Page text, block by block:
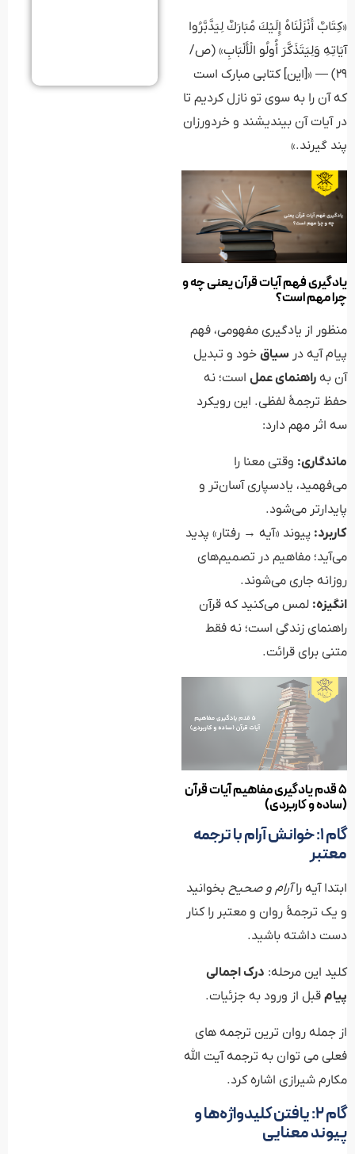
«كِتَابٌ أَنْزَلْنَاهُ إِلَيْكَ مُبَارَكٌ لِيَدَّبَّرُوا
آيَاتِهِ وَلِيَتَذَكَّرَ أُولُو الْأَلْبَابِ» (ص/
۲۹) — «[این] کتابی مبارک است
که آن را به سوی تو نازل کردیم تا
در آیات آن بیندیشند و خردورزان
پند گیرند.»
یادگیری فهم آیات قرآن یعنی چه و
چرا مهم است؟
منظور از یادگیری مفهومی، فهم
پیام آیه در سیاق خود و تبدیل
آن به راهنمای عمل است؛ نه
حفظ ترجمهٔ لفظی. این رویکرد
سه اثر مهم دارد:
ماندگاری: وقتی معنا را
می‌فهمید، یادسپاری آسان‌تر و
پایدارتر می‌شود.
کاربرد: پیوند «آیه → رفتار» پدید
می‌آید؛ مفاهیم در تصمیم‌های
روزانه جاری می‌شوند.
انگیزه: لمس می‌کنید که قرآن
راهنمای زندگی است؛ نه فقط
متنی برای قرائت.
۵ قدم یادگیری مفاهیم آیات قرآن
(ساده و کاربردی)
گام ۱: خوانش آرام با ترجمه
معتبر
ابتدا آیه راآرام و صحیح بخوانید
و یک ترجمهٔ روان و معتبر را کنار
دست داشته باشید.
کلید این مرحله: درک اجمالی
پیام قبل از ورود به جزئیات.
از جمله روان ترین ترجمه های
فعلی می توان به ترجمه آیت الله
مکارم شیرازی اشاره کرد.
گام ۲: یافتن کلیدواژه‌ها و
پیوند معنایی